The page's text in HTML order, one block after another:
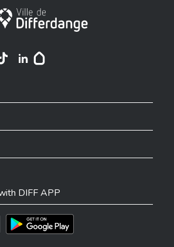
of Differdange
sur Instagram
DIFF APP
sur l'App Store
Téléchargez l'app sur Play Store